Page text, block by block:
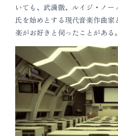
いても、武満徹、ルイジ・ノ
氏を始めとする現代音楽作曲
楽がお好きと伺ったことがある。